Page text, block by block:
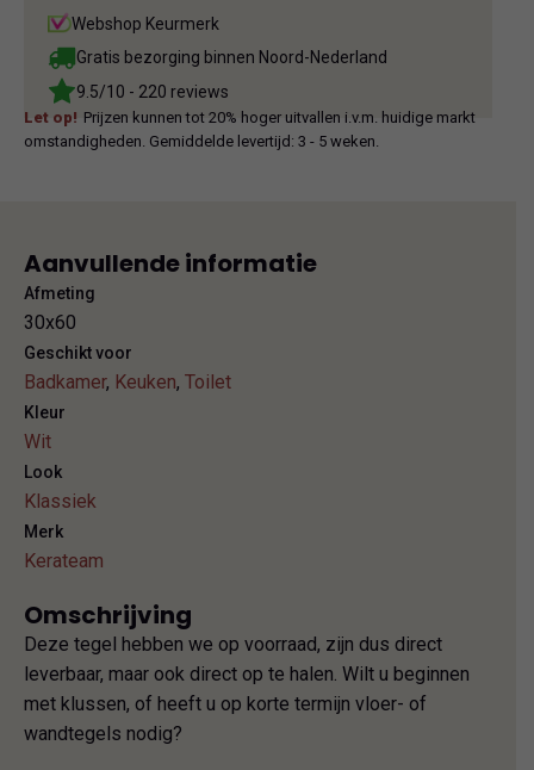
aantal
Webshop Keurmerk
Gratis bezorging binnen Noord-Nederland
9.5/10 - 220 reviews
Let op! Prijzen kunnen tot 20% hoger uitvallen i.v.m. huidige markt
omstandigheden. Gemiddelde levertijd: 3 - 5 weken.
Aanvullende informatie
Afmeting
30x60
Geschikt voor
Badkamer, Keuken, Toilet
Kleur
Wit
Look
Klassiek
Merk
Kerateam
Omschrijving
Deze tegel hebben we op voorraad, zijn dus direct
leverbaar, maar ook direct op te halen. Wilt u beginnen
met klussen, of heeft u op korte termijn vloer- of
wandtegels nodig?